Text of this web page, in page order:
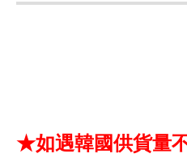
★如遇韓國供貨量